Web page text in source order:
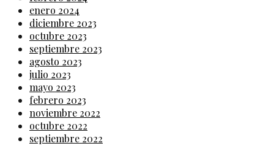
enero 2024
diciembre 2023
octubre 2023
septiembre 2023
agosto 2023
julio 2023
mayo 2023
febrero 2023
noviembre 2022
octubre 2022
septiembre 2022